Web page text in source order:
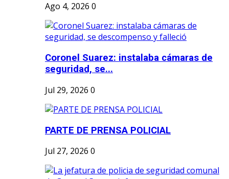
Ago 4, 2026 0
Coronel Suarez: instalaba cámaras de
seguridad, se...
Jul 29, 2026 0
PARTE DE PRENSA POLICIAL
Jul 27, 2026 0